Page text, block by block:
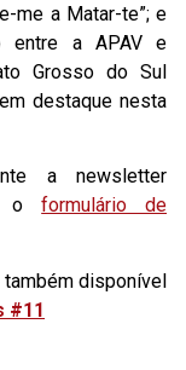
me a Matar-te”; e
entre a APAV e
Grosso do Sul
destaque nesta
a newsletter
oformulário de
também disponível
#11